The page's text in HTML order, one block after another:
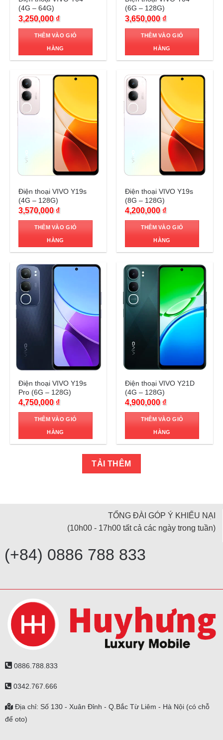
(4G – 64G)
3,250,000 ₫
THÊM VÀO GIỎ
HÀNG
(6G – 128G)
3,650,000 ₫
THÊM VÀO GIỎ
HÀNG
Trả góp 0%
Điện thoại VIVO Y19s
(4G – 128G)
3,570,000 ₫
THÊM VÀO GIỎ
HÀNG
Trả góp 0%
Điện thoại VIVO Y19s
(8G – 128G)
4,200,000 ₫
THÊM VÀO GIỎ
HÀNG
Trả góp 0%
Điện thoại VIVO Y19s
Pro (6G – 128G)
4,750,000 ₫
THÊM VÀO GIỎ
HÀNG
Trả góp 0%
Điện thoại VIVO Y21D
(4G – 128G)
4,900,000 ₫
THÊM VÀO GIỎ
HÀNG
TẢI THÊM
TỔNG ĐÀI GÓP Ý KHIẾU NẠI
(10h00 - 17h00 tất cả các ngày trong tuần)
(+84) 0886 788 833
0886.788.833
0342.767.666
Địa chỉ: Số 130 - Xuân Đỉnh - Q.Bắc Từ Liêm - Hà Nội (có chỗ
để oto)